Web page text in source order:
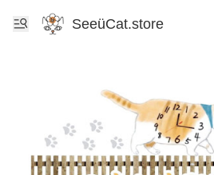
SeeüCat.store